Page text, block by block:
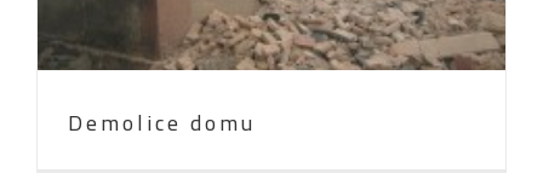
Demolice domu